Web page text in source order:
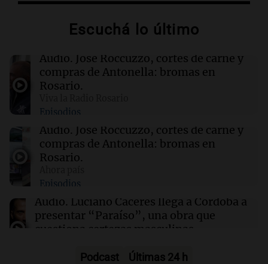
lunes 10 de agosto tras rechazar su
19:01 Informados al regreso
Giordano advirtió por el endeudamiento: "La
solución es que haya más crédito y a menor
tasa"
18:54 Deportes
El futuro del "Cuti" Romero en la cuerda floja:
tres grandes de Europa lo quieren
18:54 Sociedad
Accidente en La Boca: tren y colectivo
colisionan, dejando tres heridos en el barrio
Escuchá lo último
Audio. José Roccuzzo, cortes de carne y
compras de Antonella: bromas en
Rosario.
Episodios
Audio. José Roccuzzo, cortes de carne y
compras de Antonella: bromas en
Rosario.
Episodios
Audio. Luciano Cáceres llega a Córdoba a
presentar “Paraíso”, una obra que
cuestiona certezas masculinas
Podcast Últimas 24 h